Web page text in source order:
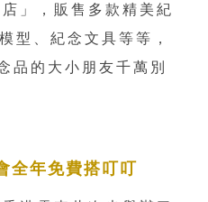
」，販售多款精美紀
型、紀念文具等等，
品的大小朋友千萬別
年免費搭叮叮